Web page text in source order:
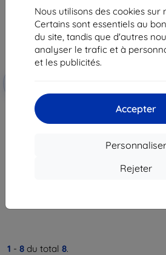
Nous utilisons des cookies sur
Certains sont essentiels au
du site, tandis que d'autres
analyser le trafic et à
et les publicités.
Accepter
Personnaliser
Rejeter
coupon
Coque en silicone Beline pour
Oppo Reno 13 FS rouge
1 - 8 du total 8.